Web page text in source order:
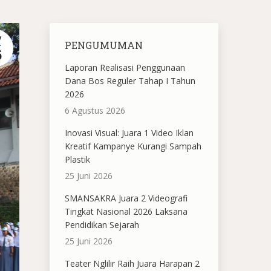
PENGUMUMAN
Laporan Realisasi Penggunaan
Dana Bos Reguler Tahap I Tahun
2026
6 Agustus 2026
Inovasi Visual: Juara 1 Video Iklan
Kreatif Kampanye Kurangi Sampah
Plastik
25 Juni 2026
SMANSAKRA Juara 2 Videografi
Tingkat Nasional 2026 Laksana
Pendidikan Sejarah
25 Juni 2026
Teater Nglilir Raih Juara Harapan 2